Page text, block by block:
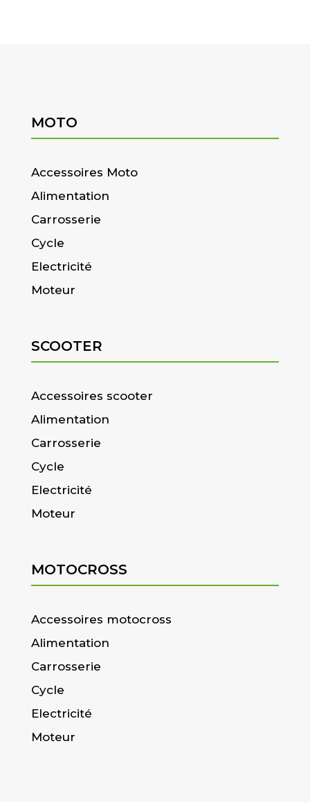
MOTO
Accessoires Moto
Alimentation
Carrosserie
Cycle
Electricité
Moteur
SCOOTER
Accessoires scooter
Alimentation
Carrosserie
Cycle
Electricité
Moteur
MOTOCROSS
Accessoires motocross
Alimentation
Carrosserie
Cycle
Electricité
Moteur